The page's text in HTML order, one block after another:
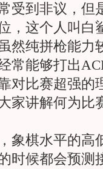
受到非议，但
，这个人叫白
然纯拼枪能力
常能够打出
对比赛超强的
家讲解何为比
象棋水平的高
时候都会预测